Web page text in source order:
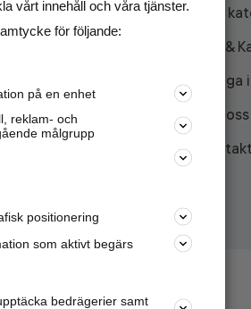
företaget på
och
nära dig.
här
Alla
API &
Logga
Om oss
vårt innehåll och våra tjänster.
för följande:
på en enhet
reklam- och
målgrupp
positionering
som aktivt begärs
bedrägerier samt